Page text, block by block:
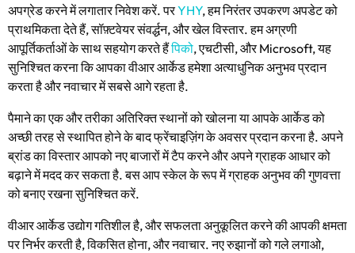
अपग्रेड करने में लगातार निवेश करें. परYHY, हम निरंतर उपकरण अपडेट को
प्राथमिकता देते हैं, सॉफ़्टवेयर संवर्द्धन, और खेल विस्तार. हम अग्रणी
आपूर्तिकर्ताओं के साथ सहयोग करते हैंपिको, एचटीसी, और Microsoft, यह
सुनिश्चित करना कि आपका वीआर आर्केड हमेशा अत्याधुनिक अनुभव प्रदान
करता है और नवाचार में सबसे आगे रहता है.
पैमाने का एक और तरीका अतिरिक्त स्थानों को खोलना या आपके आर्केड को
अच्छी तरह से स्थापित होने के बाद फ्रेंचाइज़िंग के अवसर प्रदान करना है. अपने
ब्रांड का विस्तार आपको नए बाजारों में टैप करने और अपने ग्राहक आधार को
बढ़ाने में मदद कर सकता है. बस आप स्केल के रूप में ग्राहक अनुभव की गुणवत्ता
को बनाए रखना सुनिश्चित करें.
वीआर आर्केड उद्योग गतिशील है, और सफलता अनुकूलित करने की आपकी क्षमता
पर निर्भर करती है, विकसित होना, और नवाचार. नए रुझानों को गले लगाओ,